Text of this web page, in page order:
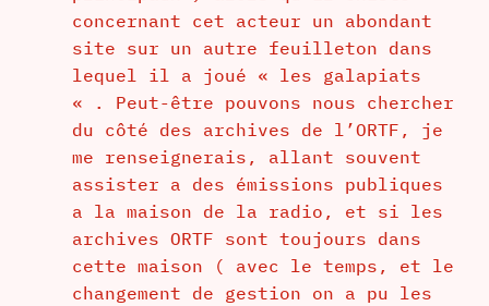
concernant cet acteur un abondant
site sur un autre feuilleton dans
lequel il a joué « les galapiats
« . Peut-être pouvons nous chercher
du côté des archives de l’ORTF, je
me renseignerais, allant souvent
assister a des émissions publiques
a la maison de la radio, et si les
archives ORTF sont toujours dans
cette maison ( avec le temps, et le
changement de gestion on a pu les